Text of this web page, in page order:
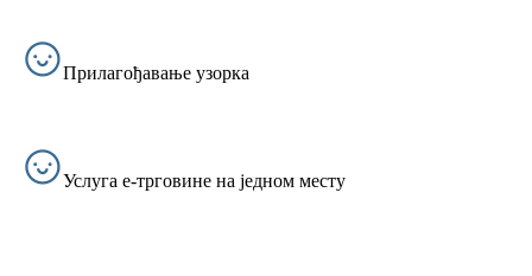
Прилагођавање узорка
Услуга е-трговине на једном месту